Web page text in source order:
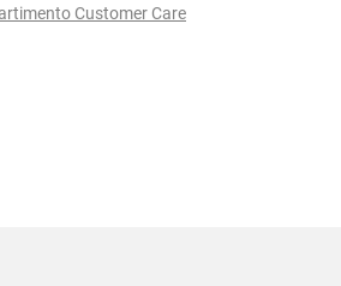
Customer Care